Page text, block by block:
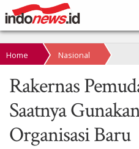
Home Nasional
Rakernas
Saatnya
Organisasi Baru